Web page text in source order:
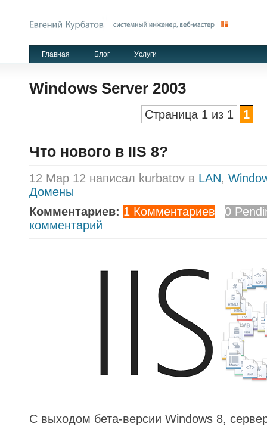
Главная Блог Уcлуги
Windows Server 2003
Страница 1 из 1 1
Что нового в IIS 8?
12 Мар 12 написал kurbatov в LAN,
Домены
Комментариев: 1 Комментариев
0
комментарий
С выходом бета-версии Windows 8,